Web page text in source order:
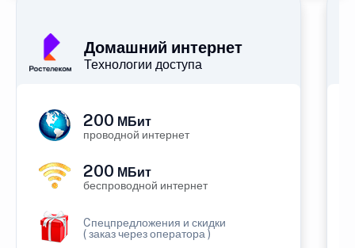
Домашний интернет
Технологии доступа
200 МБит
проводной интернет
200 МБит
беспроводной интернет
Cпецпредложения и скидки
( заказ через оператора )